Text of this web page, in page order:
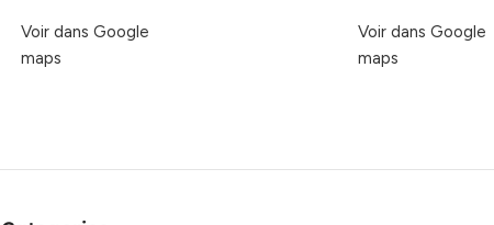
Voir dans Google
maps
Voir dans Google
maps